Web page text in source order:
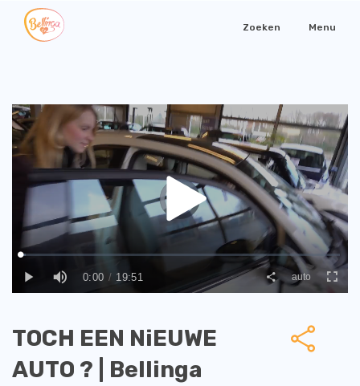
Zoeken Menu
TOCH EEN NiEUWE
AUTO ? | Bellinga